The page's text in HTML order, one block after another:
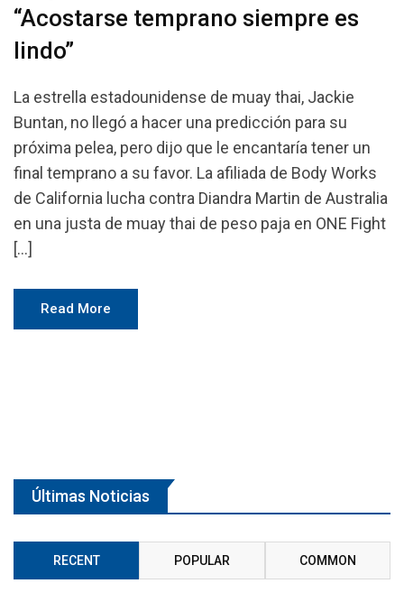
“Acostarse temprano siempre es
lindo”
La estrella estadounidense de muay thai, Jackie
Buntan, no llegó a hacer una predicción para su
próxima pelea, pero dijo que le encantaría tener un
final temprano a su favor. La afiliada de Body Works
de California lucha contra Diandra Martin de Australia
en una justa de muay thai de peso paja en ONE Fight
[…]
Read More
Últimas Noticias
RECENT POPULAR COMMON